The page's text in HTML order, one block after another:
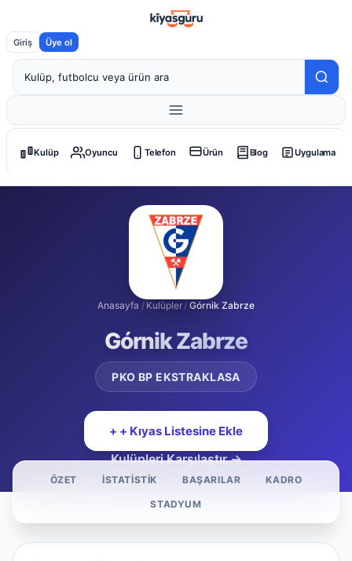
Giriş Üye ol
Kulüp Oyuncu Telefon Ürün Blog Uygulama
Anasayfa / Kulüpler / Górnik Zabrze
Górnik Zabrze
PKO BP EKSTRAKLASA
+ + Kıyas Listesine Ekle
Kulüpleri Karşılaştır →
ÖZET İSTATISTIK BAŞARILAR KADRO
STADYUM